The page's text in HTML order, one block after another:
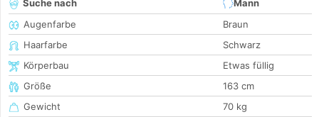
Suche nach
Mann
Augenfarbe
Braun
Haarfarbe
Schwarz
Körperbau
Etwas füllig
Größe
163 cm
Gewicht
70 kg